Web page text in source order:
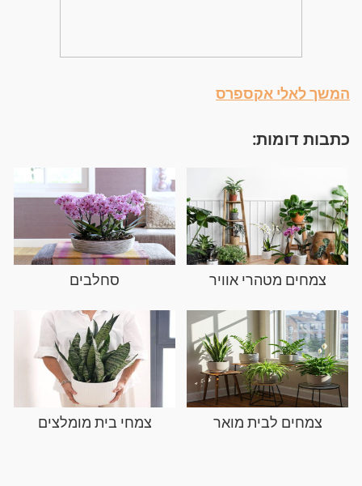
המשך לאלי אקספרס
כתבות דומות:
צמחים מטהרי אוויר סחלבים
צמחים לבית מואר צמחי בית מומלצים